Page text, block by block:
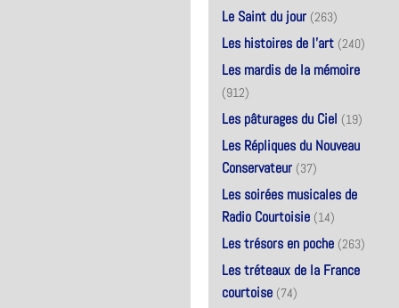
Le Saint du jour (263)
Les histoires de l’art (240)
Les mardis de la mémoire
(912)
Les pâturages du Ciel (19)
Les Répliques du Nouveau
Conservateur (37)
Les soirées musicales de
Radio Courtoisie (14)
Les trésors en poche (263)
Les tréteaux de la France
courtoise (74)